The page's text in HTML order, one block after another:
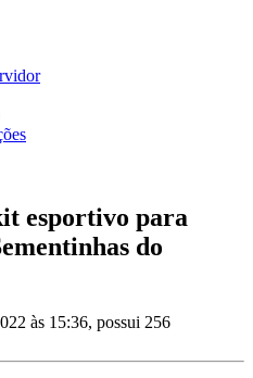
esportivo para
do
às 15:36, possui 256